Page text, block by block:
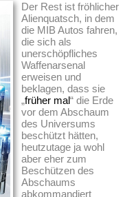
Der Rest ist fröhlicher
Alienquatsch, in dem
die MIB Autos fahren,
die sich als
unerschöpfliches
Waffenarsenal
erweisen und
beklagen, dass sie
„früher mal“ die Erde
vor dem Abschaum
des Universums
beschützt hätten,
heutzutage ja wohl
aber eher zum
Beschützen des
Abschaums
abkommandiert